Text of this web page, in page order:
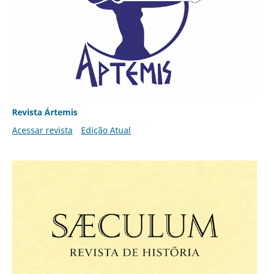
Revista Ártemis
Acessar revista
Edição Atual